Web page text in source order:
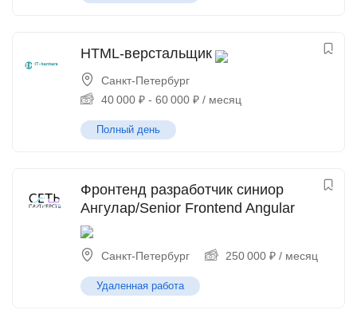
HTML-верстальщик
Санкт-Петербург
40 000 ₽ - 60 000 ₽ / месяц
Полный день
Фронтенд разработчик синиор
Ангулар/Senior Frontend Angular
Санкт-Петербург 250 000 ₽ / месяц
Удаленная работа